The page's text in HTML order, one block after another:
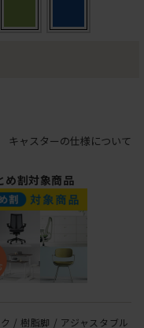
キャスターの仕様について
割対象商品
/ 樹脂脚 / アジャスタブル